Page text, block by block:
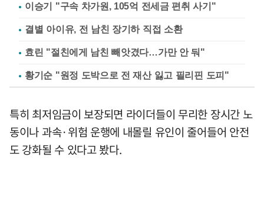
이승기 "구속 차가원, 105억 전세금 편취 사기"
결별 아이유, 전 남친 장기하 직접 소환
효린 "절친에게 남친 빼앗겼다…가만 안 둬"
황기순 "원정 도박으로 전 재산 잃고 필리핀 도피"
특히 최저임금이 보장되면 라이더들이 무리한 장시간 노
동이나 과속·위험 운행에 내몰릴 유인이 줄어들어 안전
도 강화될 수 있다고 봤다.